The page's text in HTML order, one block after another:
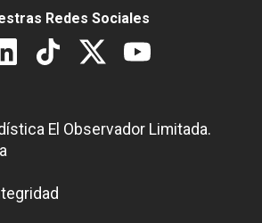
Redes Sociales
El Observador Limitada.